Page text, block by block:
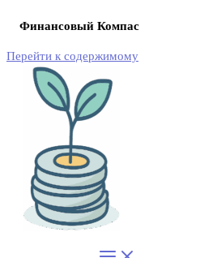
Финансовый Компас
Перейти к содержимому